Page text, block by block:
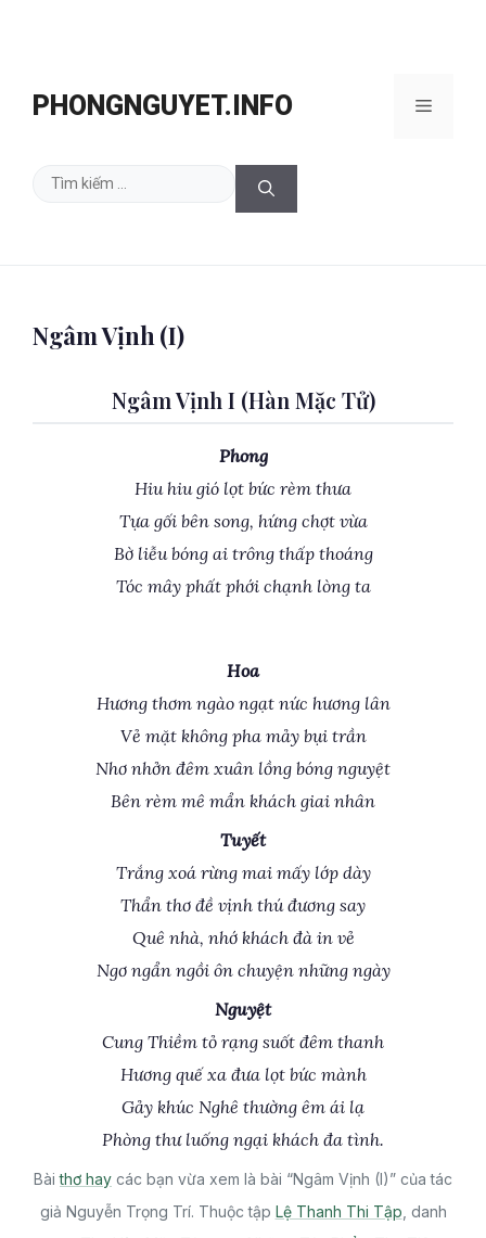
PHONGNGUYET.INFO Menu
Tìm
Ngâm Vịnh (I)
Ngâm Vịnh I (Hàn Mặc Tử)
Phong
Hiu hiu gió lọt bức rèm thưa
Tựa gối bên song, hứng chợt vừa
Bờ liễu bóng ai trông thấp thoáng
Tóc mây phất phới chạnh lòng ta
Hoa
Hương thơm ngào ngạt nức hương lân
Vẻ mặt không pha mảy bụi trần
Nhơ nhởn đêm xuân lồng bóng nguyệt
Bên rèm mê mẩn khách giai nhân
Tuyết
Trắng xoá rừng mai mấy lớp dày
Thẩn thơ đề vịnh thú đương say
Quê nhà, nhớ khách đà in vẻ
Ngơ ngẩn ngồi ôn chuyện những ngày
Nguyệt
Cung Thiềm tỏ rạng suốt đêm thanh
Hương quế xa đưa lọt bức mành
Gảy khúc Nghê thường êm ái lạ
Phòng thư luống ngại khách đa tình.
Bàithơ hay các bạn vừa xem là bài “Ngâm Vịnh (I)” của tác
giả Nguyễn Trọng Trí. Thuộc tập Lệ Thanh Thi Tập , danh